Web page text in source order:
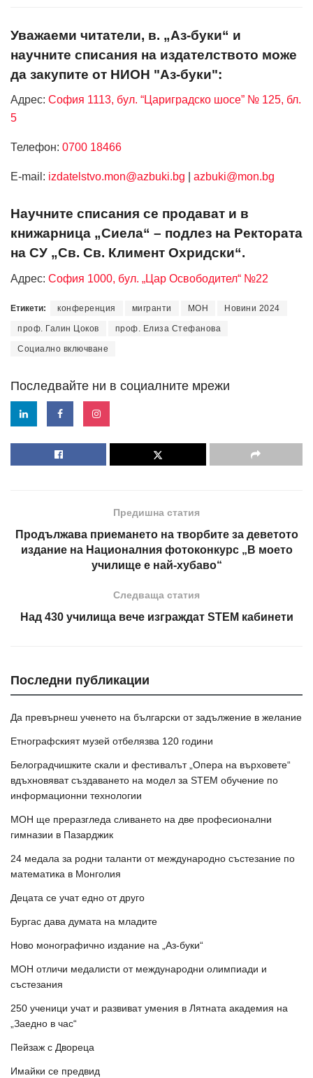
Уважаеми читатели, в. „Аз-буки“ и
научните списания на издателството може
да закупите от НИОН "Аз-буки":
Адрес: София 1113, бул. “Цариградско шосе” № 125, бл.
5
Телефон: 0700 18466
Е-mail: izdatelstvo.mon@azbuki.bg azbuki@mon.bg
Научните списания се продават и в
книжарница „Сиела“ – подлез на Ректората
на СУ „Св. Св. Климент Охридски“.
Адрес: София 1000, бул. „Цар Освободител“ №22
Етикети: конференция мигранти МОН Новини 2024
проф. Галин Цоков проф. Елиза Стефанова
Социално включване
Последвайте ни в социалните мрежи
Предишна статия
Продължава приемането на творбите за деветото
издание на Националния фотоконкурс „В моето
училище е най-хубаво“
Следваща статия
Над 430 училища вече изграждат STEM кабинети
Последни публикации
Да превърнеш ученето на български от задължение в желание
Етнографският музей отбелязва 120 години
Белоградчишките скали и фестивалът „Опера на върховете“
вдъхновяват създаването на модел за STEM обучение по
информационни технологии
МОН ще преразгледа сливането на две професионални
гимназии в Пазарджик
24 медала за родни таланти от международно състезание по
математика в Монголия
Децата се учат едно от друго
Бургас дава думата на младите
Ново монографично издание на „Аз-буки“
МОН отличи медалисти от международни олимпиади и
състезания
250 ученици учат и развиват умения в Лятната академия на
„Заедно в час“
Пейзаж с Двореца
Имайки се предвид